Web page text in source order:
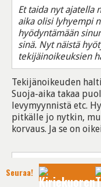
Et taida nyt ajatella
aika olisi lyhyempi
hyödyntämään
sinä. Nyt näistä
tekijäinoikeuksien
Tekijänoikeuden
Suoja-aika takaa
levymyynnistä etc.
pitkälle jo nytkin,
korvaus. Ja se on
Lainaus,
Sama asia arkkitehti
Seuraa!